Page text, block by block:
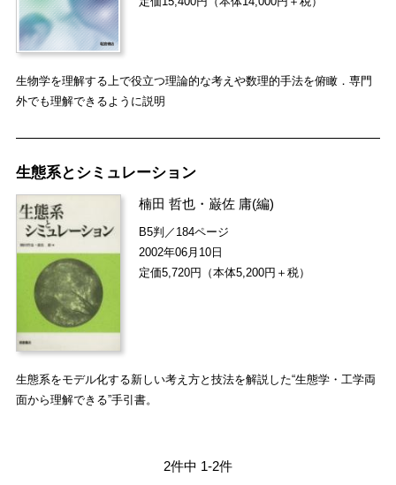
生物学を理解する上で役立つ理論的な考えや数理的手法を俯瞰．専門
外でも理解できるように説明
生態系とシミュレーション
楠田 哲也 ・ 巌佐 庸(編)
B5判／184ページ
2002年06月10日
定価5,720円（本体5,200円＋税）
生態系をモデル化する新しい考え方と技法を解説した“生態学・工学両
面から理解できる”手引書。
2件中 1-2件